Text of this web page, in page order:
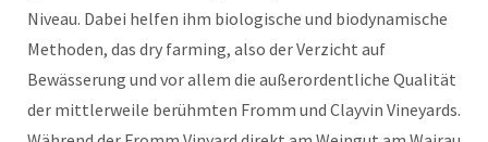
Niveau. Dabei helfen ihm biologische und biodynamische
Methoden, das dry farming, also der Verzicht auf
Bewässerung und vor allem die außerordentliche Qualität
der mittlerweile berühmten Fromm und Clayvin Vineyards.